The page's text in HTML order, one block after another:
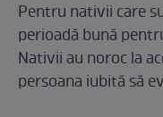
Pentru nativii care
perioadă bună
Nativii au noroc la
persoana iubită să